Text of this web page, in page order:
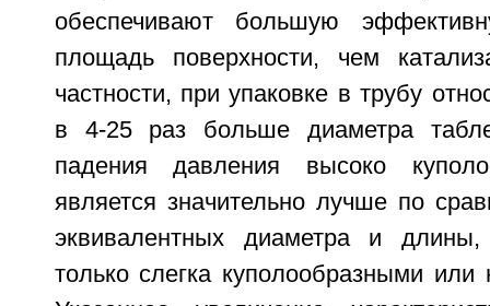
обеспечивают большую
площадь поверхности, чем
частности, при упаковке в трубу
в 4-25 раз больше диаметра
падения давления высоко
является значительно лучше по
эквивалентных диаметра и
только слегка куполообразными или